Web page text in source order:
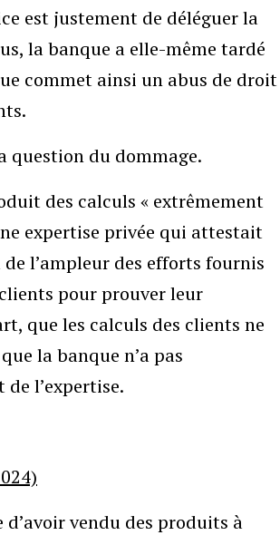
est justement de déléguer la
la banque a elle-même tardé
commet ainsi un abus de droit
question du dommage.
des calculs « extrêmement
expertise privée qui attestait
l’ampleur des efforts fournis
pour prouver leur
que les calculs des clients ne
la banque n’a pas
l’expertise.
vendu des produits à